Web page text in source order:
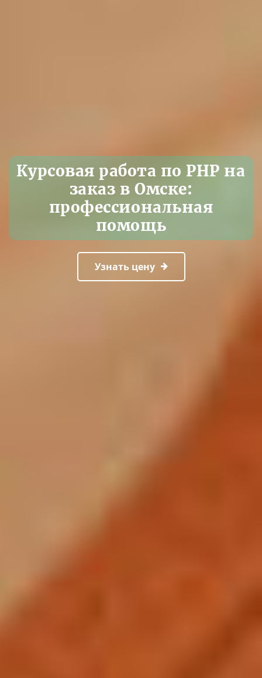
Курсовая работа по PHP на
заказ в Омске:
профессиональная
помощь
Узнать цену